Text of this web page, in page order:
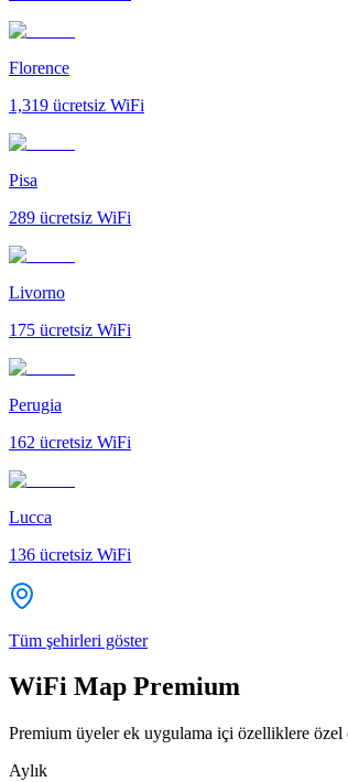
Florence
1,319 ücretsiz WiFi
Pisa
289 ücretsiz WiFi
Livorno
175 ücretsiz WiFi
Perugia
162 ücretsiz WiFi
Lucca
136 ücretsiz WiFi
Tüm şehirleri göster
WiFi Map Premium
Premium üyeler ek uygulama içi özelliklere özel
Aylık